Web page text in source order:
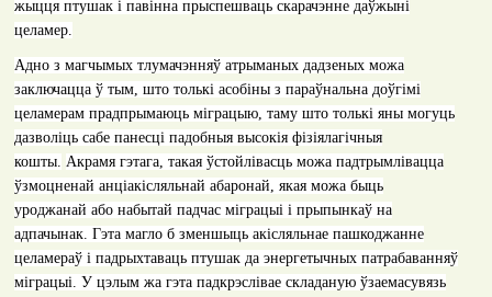
жыцця птушак і павінна прыспешваць скарачэнне даўжыні
целамер.
Адно з магчымых тлумачэнняў атрыманых дадзеных можа
заключацца ў тым, што толькі асобіны з параўнальна доўгімі
целамерам прадпрымаюць міграцыю, таму што толькі яны могуць
дазволіць сабе панесці падобныя высокія фізіялагічныя
кошты. Акрамя гэтага, такая ўстойлівасць можа падтрымлівацца
ўзмоцненай анціакісляльнай абаронай, якая можа быць
уроджанай або набытай падчас міграцыі і прыпынкаў на
адпачынак. Гэта магло б зменшыць акісляльнае пашкоджанне
целамераў і падрыхтаваць птушак да энергетычных патрабаванняў
міграцыі. У цэлым жа гэта падкрэслівае складаную ўзаемасувязь